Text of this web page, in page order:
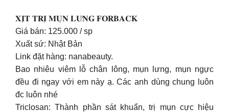
𝐗𝐈̣𝐓 𝐓𝐑𝐈̣ 𝐌𝐔̣𝐍 𝐋𝐔̛𝐍𝐆 𝐅𝐎𝐑𝐁𝐀𝐂𝐊
Giá bán: 125.000 / sp
Xuất sứ: Nhật Bản
Link đặt hàng: nanabeauty.
Bao nhiêu viêm lỗ chân lông, mụn lưng, mụn ngực
đều đi ngay với em này ạ. Các anh dùng chung luôn
đc luôn nhé
Triclosan: Thành phần sát khuẩn, trị mụn cực hiệu